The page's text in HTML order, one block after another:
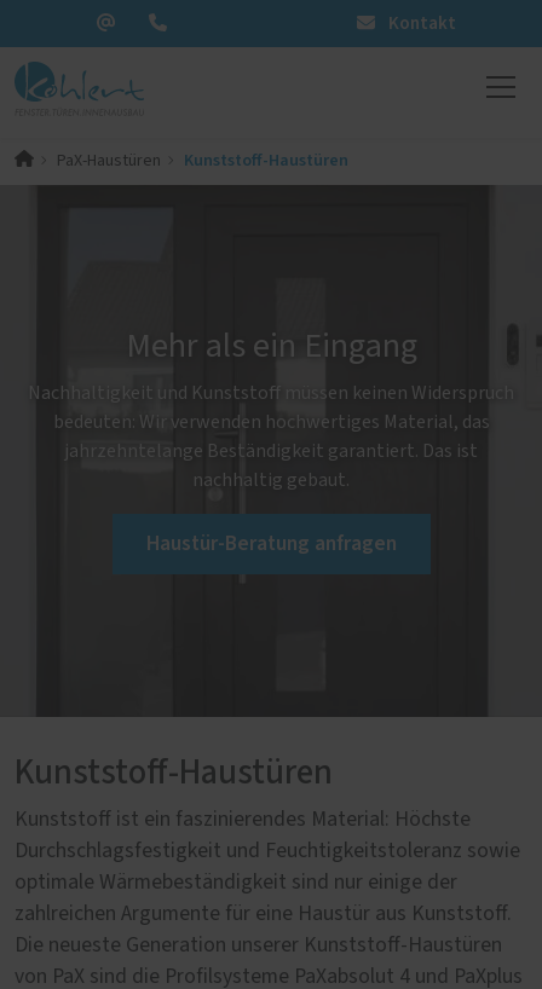
Kontakt
PaX-Haustüren Kunststoff-Haustüren
Mehr als ein Eingang
Nachhaltigkeit und Kunststoff müssen keinen Widerspruch
bedeuten: Wir verwenden hochwertiges Material, das
jahrzehntelange Beständigkeit garantiert. Das ist
nachhaltig gebaut.
Haustür-Beratung anfragen
Kunststoff-Haustüren
Kunststoff ist ein faszinierendes Material: Höchste
Durchschlagsfestigkeit und Feuchtigkeitstoleranz sowie
optimale Wärmebeständigkeit sind nur einige der
zahlreichen Argumente für eine Haustür aus Kunststoff.
Die neueste Generation unserer Kunststoff-Haustüren
von PaX sind die Profilsysteme PaXabsolut 4 und PaXplus